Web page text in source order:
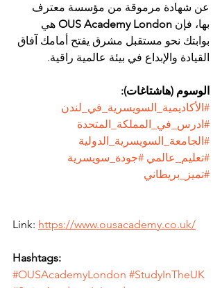
عن شهادة مرموقة من مؤسسة معترف
بها، فإن OUS Academy London هي
بوابتك نحو مستقبل مشرق يفتح أمامك آفاق
القيادة والإبداع في بيئة عالمية راقية.
الوسوم (هاشتاغات):
#الأكاديمية_السويسرية_في_لندن
#ادرس_في_المملكة_المتحدة
#الجامعة_السويسرية_الدولية
#تعليم_عالمي #جودة_سويسرية
#تميز_بريطاني
Link: https://www.ousacademy.co.uk/
Hashtags:
#OUSAcademyLondon #StudyInTheUK